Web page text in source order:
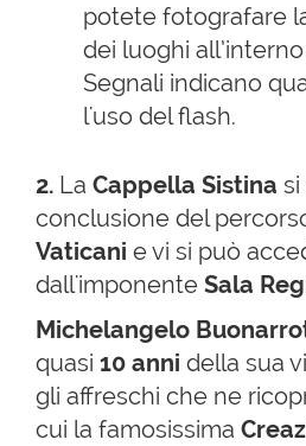
potete fotografare
dei luoghi
Segnali indicano
l'uso del flash.
2. La Cappella Sistina si
conclusione del
Vaticani e vi si può
dall'imponente Sala
Michelangelo
quasi 10 anni della sua
gli affreschi che ne
cui la famosissima